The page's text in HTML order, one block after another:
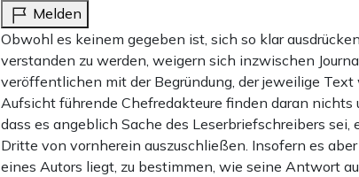
Melden
Obwohl es keinem gegeben ist, sich so klar
verstanden zu werden, weigern sich inzwischen
veröffentlichen mit der Begründung, der jeweilige
Aufsicht führende Chefredakteure finden daran nichts
dass es angeblich Sache des Leserbriefschreibers
Dritte von vornherein auszuschließen. Insofern es
eines Autors liegt, zu bestimmen, wie seine Antwort